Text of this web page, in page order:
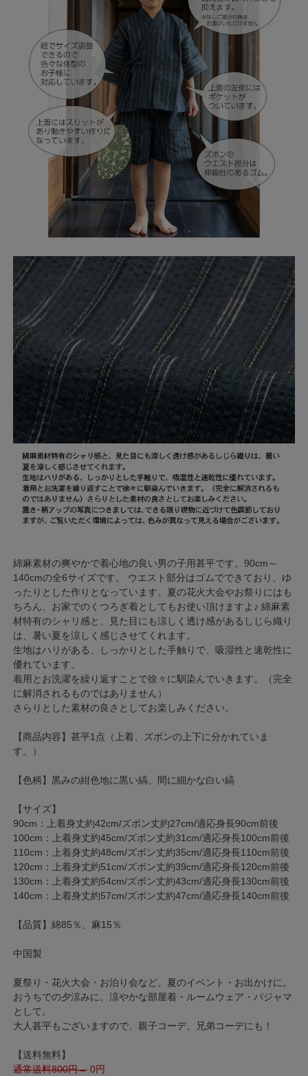
綿麻素材の爽やかで着心地の良い男の子用甚平です。90cm～
140cmの全6サイズです。 ウエスト部分はゴムでできており、ゆ
ったりとした作りとなっています。夏の花火大会やお祭りにはも
ちろん、お家でのくつろぎ着としてもお使い頂けますよ♪ 綿麻素
材特有のシャリ感と、見た目にも涼しく透け感があるしじら織り
は、暑い夏を涼しく感じさせてくれます。
生地はハリがある、しっかりとした手触りで、吸湿性と速乾性に
優れています。
着用とお洗濯を繰り返すことで徐々に馴染んでいきます。（完全
に解消されるものではありません）
さらりとした素材の良さとしてお楽しみください。
【商品内容】甚平1点（上着、ズボンの上下に分かれていま
す。）
【色柄】黒みの紺色地に黒い縞、間に細かな白い縞
【サイズ】
90cm：上着身丈約42cm/ズボン丈約27cm/適応身長90cm前後
100cm：上着身丈約45cm/ズボン丈約31cm/適応身長100cm前後
110cm：上着身丈約48cm/ズボン丈約35cm/適応身長110cm前後
120cm：上着身丈約51cm/ズボン丈約39cm/適応身長120cm前後
130cm：上着身丈約54cm/ズボン丈約43cm/適応身長130cm前後
140cm：上着身丈約57cm/ズボン丈約47cm/適応身長140cm前後
【品質】綿85％、麻15％
中国製
夏祭り・花火大会・お泊り会など、夏のイベント・お出かけに。
おうちでの夕涼みに。涼やかな部屋着・ルームウェア・パジャマ
として。
大人甚平もございますので、親子コーデ、兄弟コーデにも！
【送料無料】
通常送料800円→0円